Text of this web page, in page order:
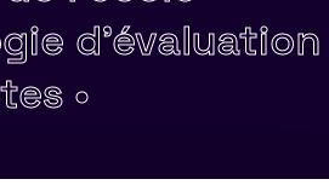
d'évaluation
•